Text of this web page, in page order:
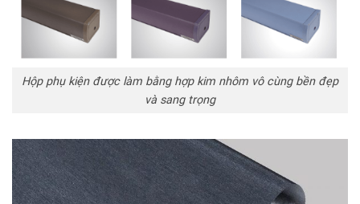
Hộp phụ kiện được làm bằng hợp kim nhôm vô cùng bền đẹp
và sang trọng